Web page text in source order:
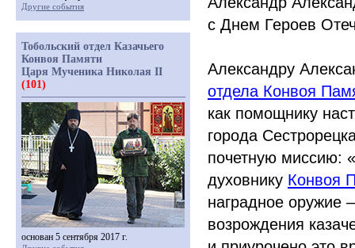
с Днем Героев
Александру
отдела Конвоя
как помощнику
города
почетную миссию:
духовнику Конвоя
наградное оружие
возрождения
Другие события
Тобольский отдел Казачьего
Конвоя Памяти
Царя Мученика Николая II
(101)
основан 5 сентября 2017 г.